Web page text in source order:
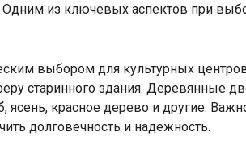
из ключевых аспектов при
выбором для культурных
старинного здания. Деревянные
ясень, красное дерево и другие.
долговечность и надежность.